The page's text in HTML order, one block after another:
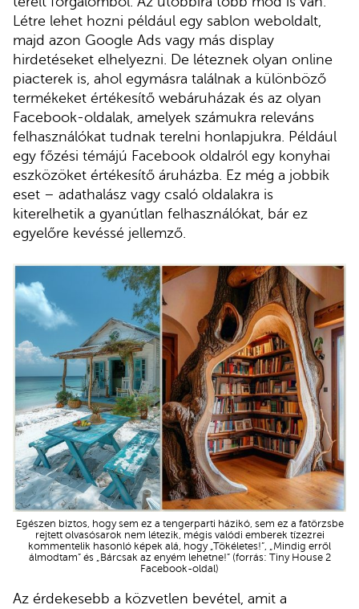
Létre lehet hozni például egy sablon weboldalt,
majd azon Google Ads vagy más display
hirdetéseket elhelyezni. De léteznek olyan online
piacterek is, ahol egymásra találnak a különböző
termékeket értékesítő webáruházak és az olyan
Facebook-oldalak, amelyek számukra releváns
felhasználókat tudnak terelni honlapjukra. Például
egy főzési témájú Facebook oldalról egy konyhai
eszközöket értékesítő áruházba. Ez még a jobbik
eset – adathalász vagy csaló oldalakra is
kiterelhetik a gyanútlan felhasználókat, bár ez
egyelőre kevéssé jellemző.
Egészen biztos, hogy sem ez a tengerparti házikó, sem ez a fatörzsbe
rejtett olvasósarok nem létezik, mégis valódi emberek tízezrei
kommentelik hasonló képek alá, hogy „Tökéletes!”, „Mindig erről
álmodtam” és „Bárcsak az enyém lehetne!” (forrás: Tiny House 2
Facebook-oldal)
Az érdekesebb a közvetlen bevétel, amit a